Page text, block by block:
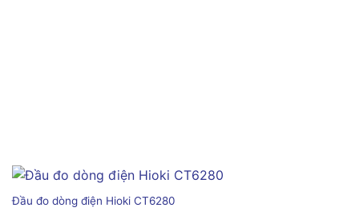
Đầu đo dòng điện Hioki CT6280